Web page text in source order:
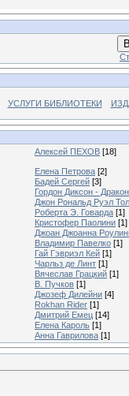
УСЛУГИ БИБЛИОТЕКИ
Алексей ПЕХОВ [18]
Елена Петрова [2]
Бадей Сергей [3]
Гордон Диксон -
Джон Рональд Руэл
Роберта Э. Говарда [1]
Кристофер Паолини [1]
Джоан Джоанна
Владимир Павелко [1]
Гай Гэвриэл Кей [1]
Чарльз де Линт [1]
Вячеслав Грацкий [1]
В. Пучков [1]
Джозеф Дилейни [4]
Rokhan Rider [1]
Дмитрий Емец [14]
Елена Кароль [1]
Анна Гаврилова [1]